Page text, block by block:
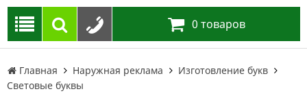
0 товаров
Главная Наружная реклама
Изготовление букв
Световые буквы